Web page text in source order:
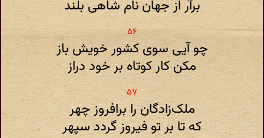
برآر از جهان نام شاهی بلند
چو آیی سوی کشور خویش باز
مکن کار کوتاه بر خود دراز
ملک‌زادگان را برافروز چهر
که تا بر تو فیروز گردد سپهر